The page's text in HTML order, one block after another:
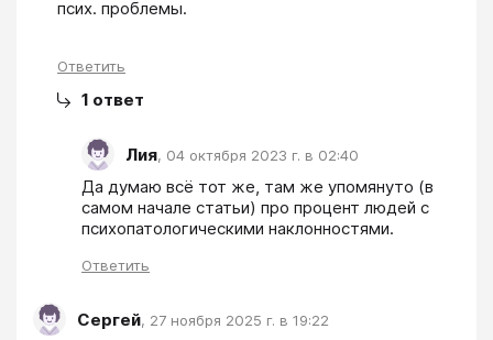
псих. проблемы.
Ответить
1 ответ
Лия, 04 октября 2023 г. в 02:40
Да думаю всё тот же, там же упомянуто (в
самом начале статьи) про процент людей с
психопатологическими наклонностями.
Ответить
Сергей, 27 ноября 2025 г. в 19:22